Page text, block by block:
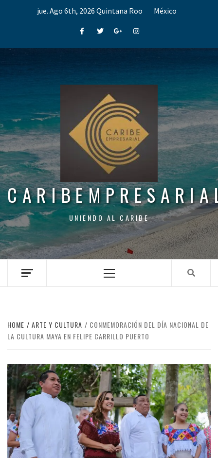
jue. Ago 6th, 2026 Quintana Roo México
FacebookTwitterGoogle+Instagram
UNIENDO AL CARIBE
Menu
HOME ARTE Y CULTURA
CONMEMORACIÓN DEL DÍA NACIONAL DE
LA CULTURA MAYA EN FELIPE CARRILLO PUERTO